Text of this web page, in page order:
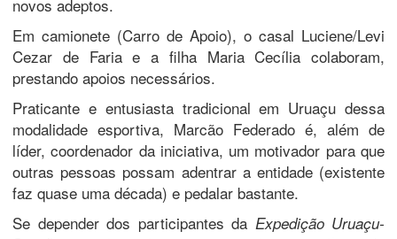
novos adeptos.
Em camionete (Carro de Apoio), o casal Luciene/Levi
Cezar de Faria e a filha Maria Cecília colaboram,
prestando apoios necessários.
Praticante e entusiasta tradicional em Uruaçu dessa
modalidade esportiva, Marcão Federado é, além de
líder, coordenador da iniciativa, um motivador para que
outras pessoas possam adentrar a entidade (existente
faz quase uma década) e pedalar bastante.
Se depender dos participantes da Expedição Uruaçu-